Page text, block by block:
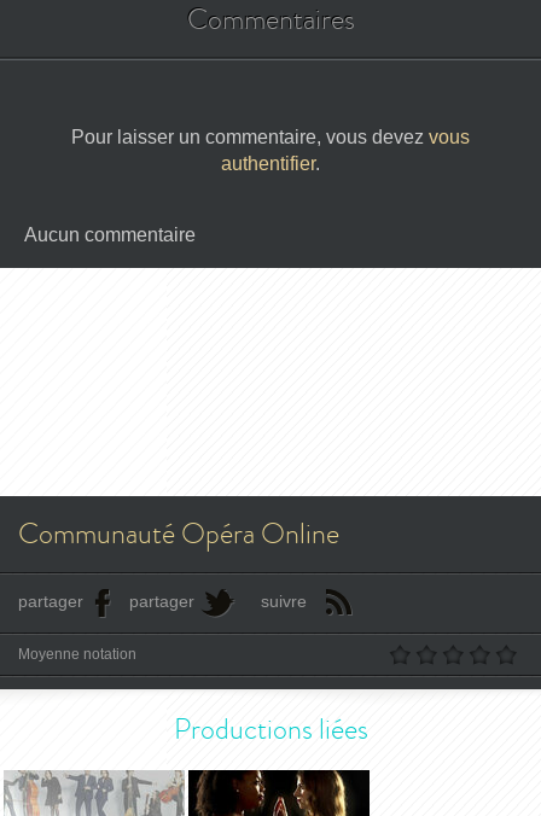
Commentaires
Pour laisser un commentaire, vous devez vous
authentifier.
Aucun commentaire
Communauté Opéra Online
partager partager suivre
Moyenne notation
Productions liées